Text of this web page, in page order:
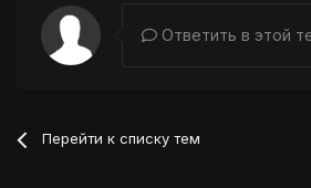
Ответить в этой
Перейти к списку тем